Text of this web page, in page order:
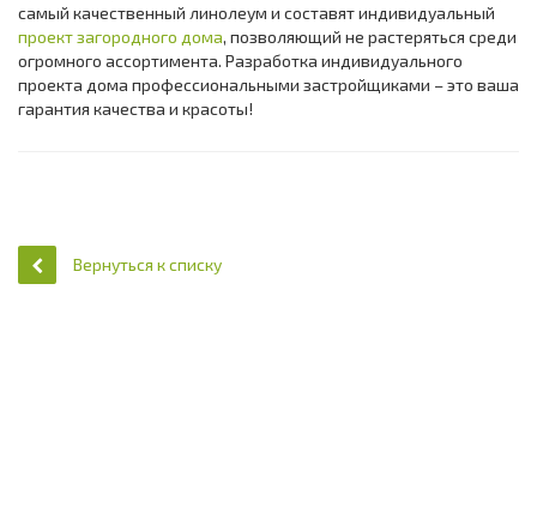
самый качественный линолеум и составят индивидуальный
проект загородного дома, позволяющий не растеряться среди
огромного ассортимента. Разработка индивидуального
проекта дома профессиональными застройщиками – это ваша
гарантия качества и красоты!
Вернуться к списку